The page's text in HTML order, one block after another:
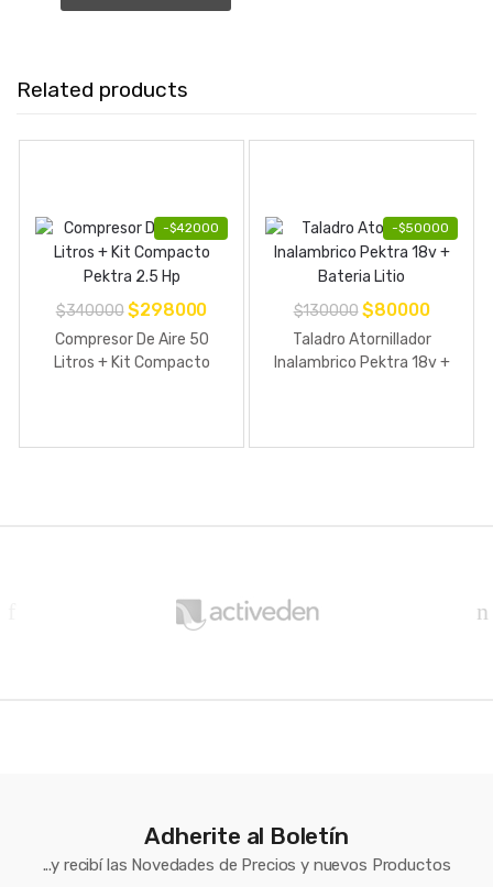
Related products
-$42000
$340000 El
precio
original
$298000El
precio
actual
Compresor De Aire 50
Litros + Kit Compacto
-$50000
$130000 El
precio
original
$80000El
precio
actual
Taladro Atornillador
Inalambrico Pektra 18v +
Adherite al Boletín
...y recibí las Novedades de Precios y nuevos Productos